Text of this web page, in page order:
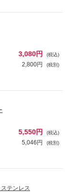
3,080円 (税込)
2,800円 (税別)
5,550円 (税込)
5,046円 (税別)
テンレス